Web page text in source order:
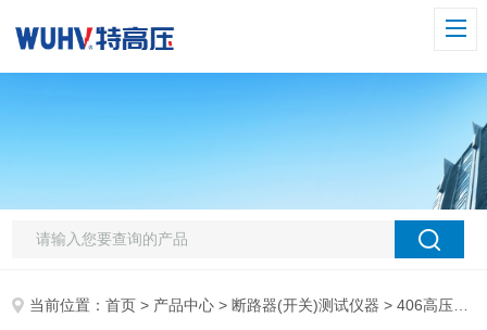
当前位置：首页 > 产品中心 > 断路器(开关)测试仪器 > 406高压开关动特性测试仪